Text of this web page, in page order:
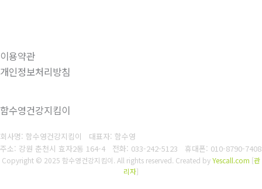
이용약관
개인정보처리방침
함수영건강지킴이
회사명: 함수영건강지킴이 대표자: 함수영
주소: 강원 춘천시 효자2동 164-4 전화: 033-242-5123 휴대폰: 010-8790-7408
Copyright © 2025 함수영건강지킴이. All rights reserved. Created byYescall.com [관
리자]